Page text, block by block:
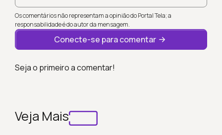
Os comentários não representam a opinião do Portal Tela; a
responsabilidade é do autor da mensagem.
Conecte-se para comentar
Seja o primeiro a comentar!
Veja Mais